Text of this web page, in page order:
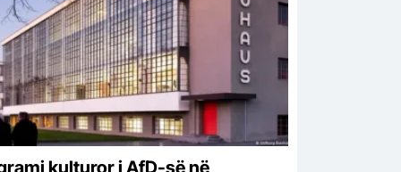
kulturor i AfD-së në